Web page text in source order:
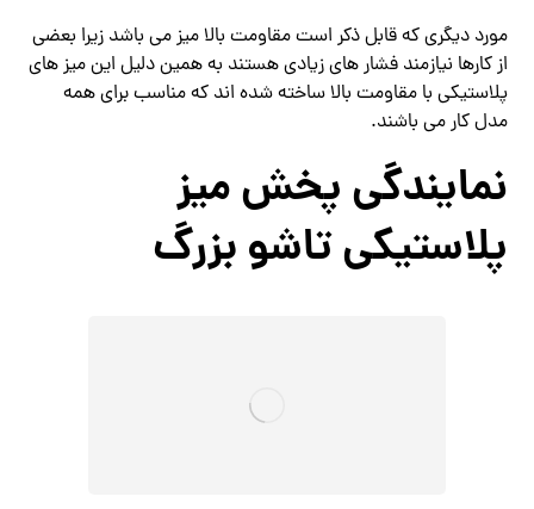
مورد دیگری که قابل ذکر است مقاومت بالا میز می باشد زیرا بعضی
از کارها نیازمند فشار های زیادی هستند به همین دلیل این میز های
پلاستیکی با مقاومت بالا ساخته شده اند که مناسب برای همه
مدل کار می باشند.
نمایندگی پخش میز
پلاستیکی تاشو بزرگ